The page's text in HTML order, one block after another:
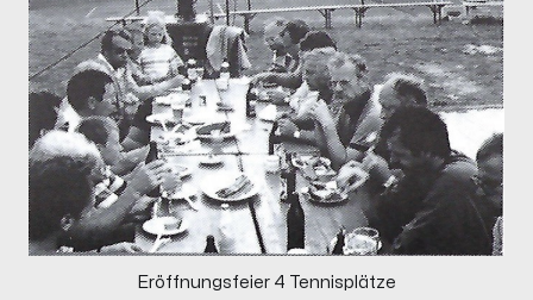
Eröffnungsfeier 4 Tennisplätze